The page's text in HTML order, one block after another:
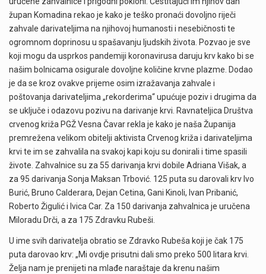
župan Komadina rekao je kako je teško pronaći dovoljno riječi
zahvale darivateljima na njihovoj humanosti i nesebičnosti te
ogromnom doprinosu u spašavanju ljudskih života. Pozvao je sve
koji mogu da usprkos pandemiji koronavirusa daruju krv kako bi se
našim bolnicama osigurale dovoljne količine krvne plazme. Dodao
je da se kroz ovakve prijeme osim izražavanja zahvale i
poštovanja darivateljima „rekorderima“ upućuje poziv i drugima da
se uključe i odazovu pozivu na darivanje krvi. Ravnateljica Društva
crvenog križa PGŽ Vesna Čavar rekla je kako je naša Županija
premrežena velikom obitelji aktivista Crvenog križa i darivateljima
krvi te im se zahvalila na svakoj kapi koju su donirali i time spasili
živote. Zahvalnice su za 55 darivanja krvi dobile Adriana Višak, a
za 95 darivanja Sonja Maksan Trbović. 125 puta su darovali krv Ivo
Burić, Bruno Calderara, Dejan Cetina, Gani Kinoli, Ivan Pribanić,
Roberto Žigulić i Ivica Car. Za 150 darivanja zahvalnica je uručena
Miloradu Drči, a za 175 Zdravku Rubeši.
U ime svih darivatelja obratio se Zdravko Rubeša koji je čak 175
puta darovao krv: „Mi ovdje prisutni dali smo preko 500 litara krvi.
Želja nam je prenijeti na mlađe naraštaje da krenu našim